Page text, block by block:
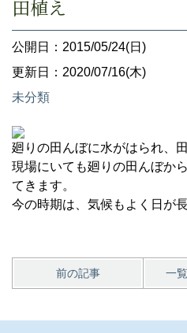
田植え
公開日：2015/05/24(日)
更新日：2020/07/16(木)
未分類
廻りの田んぼに水がはられ、
現場にいても廻りの田んぼか
てきます。
今の時期は、気候もよく日が
前の記事 一覧